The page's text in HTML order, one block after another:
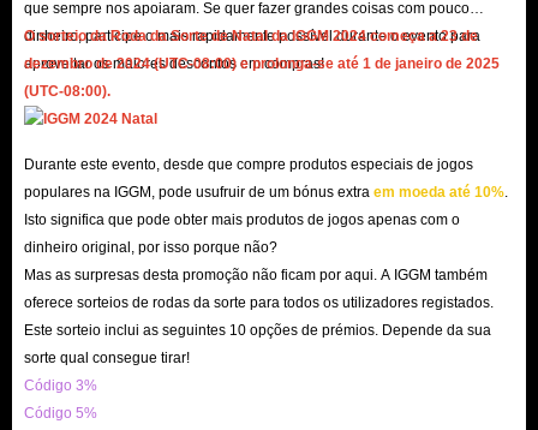
códigos de desconto para os fãs de Warcraft para ajudá-los a obter mais
facilmente Warcraft Mobile Items For Sale.
Temos um sistema de pagamento online 100% seguro e uma variedade de
métodos de pagamento globais para os jogadores escolherem. Quando os
informações de suas contas pessoais durante todo o processo. Assim que
ocorrer qualquer comportamento ilegal durante o processo de pagamento,
encerraremos a transação a tempo.
Nossa rica experiência garante que possamos fornecer serviços profissionais
tiverem alguma dúvida, podem entrar em contato com nosso bate-papo ao
vivo 24 horas por dia, 7 dias por semana. Além disso, uma vez que o
pedido de Warcraft Mobile Items atrase ou não seja enviado, nós o
que sempre nos apoiaram. Se quer fazer grandes coisas com pouco
dinheiro, participe o mais rapidamente possível durante o evento para
aproveitar os maiores descontos em compras!
O sorteio da Roda da Sorte de Natal da IGGM 2024 começa a 23 de
dezembro de 2024 (UTC-08:00) e prolonga-se até 1 de janeiro de 2025
(UTC-08:00).
Durante este evento, desde que compre produtos especiais de jogos
populares na IGGM, pode usufruir de um bónus extra em moeda até 10%
Isto significa que pode obter mais produtos de jogos apenas com o
dinheiro original, por isso porque não?
Mas as surpresas desta promoção não ficam por aqui. A IGGM também
oferece sorteios de rodas da sorte para todos os utilizadores registados.
Este sorteio inclui as seguintes 10 opções de prémios. Depende da sua
sorte qual consegue tirar!
Código 3%
Código 5%